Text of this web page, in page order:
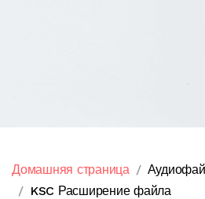
Домашняя страница
KSC Расширение файла